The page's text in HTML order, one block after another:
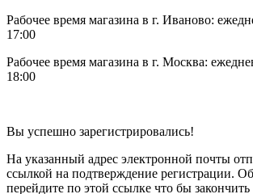
Рабочее время магазина в г. Иваново:
17:00
Рабочее время магазина в г. Москва:
18:00
Вы успешно зарегистрировались!
На указанный адрес электронной почты
ссылкой на подтверждение регистрации.
перейдите по этой ссылке что бы